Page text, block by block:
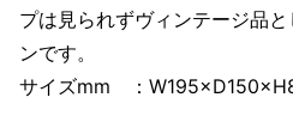
プは見られずヴィンテージ品
ンです。
サイズmm ：